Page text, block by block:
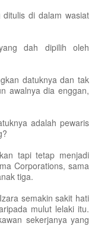
di dalam wasiat
dah dipilih oleh
datuknya dan tak
awalnya dia enggan,
adalah pewaris
tapi tetap menjadi
Corporations, sama
tiga.
semakin sakit hati
mulut lelaki itu.
sekerjanya yang